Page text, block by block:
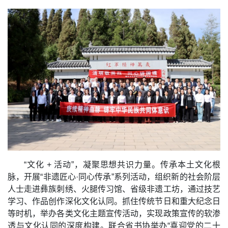
“文化 + 活动”，凝聚思想共识力量。传承本土文化根
脉，开展“非遗匠心·同心传承”系列活动，组织新的社会阶层
人士走进彝族刺绣、火腿传习馆、省级非遗工坊，通过技艺
学习、作品创作深化文化认同。抓住传统节日和重大纪念日
等时机，举办各类文化主题宣传活动，实现政策宣传的软渗
透与文化认同的深度构建。联合省书协举办“喜迎党的二十